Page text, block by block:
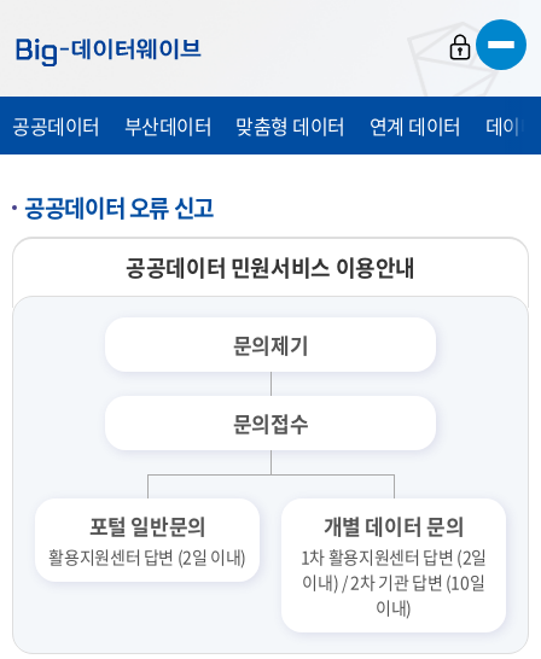
가
가
가
공공데이터 부산데이터 맞춤형 데이터 연계 데이터 데이
공공데이터 오류 신고
공공데이터 민원서비스 이용안내
문의제기
문의접수
포털 일반문의
활용지원센터 답변 (2일 이내)
개별 데이터 문의
1차 활용지원센터 답변 (2일
이내) / 2차 기관 답변 (10일
이내)